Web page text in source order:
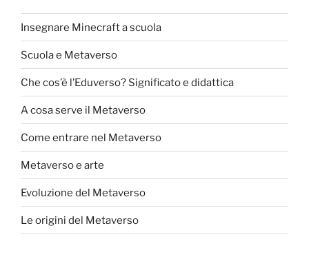
Insegnare Minecraft a scuola
Scuola e Metaverso
Che cos’è l’Eduverso? Significato e didattica
A cosa serve il Metaverso
Come entrare nel Metaverso
Metaverso e arte
Evoluzione del Metaverso
Le origini del Metaverso